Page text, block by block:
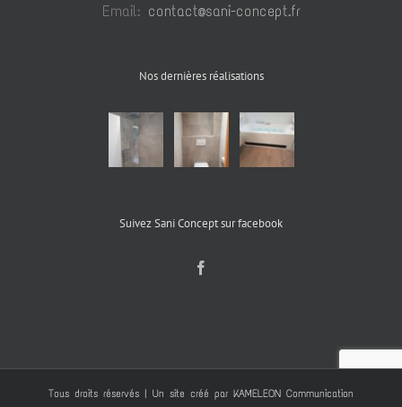
Email: contact@sani-concept.fr
Nos dernières réalisations
Suivez Sani Concept sur facebook
Tous droits réservés | Un site créé par KAMELEON Communication